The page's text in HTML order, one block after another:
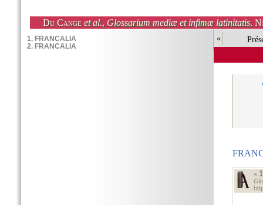
Du Cange et al., Glossarium mediæ et infimæ latinitatis.
«
«